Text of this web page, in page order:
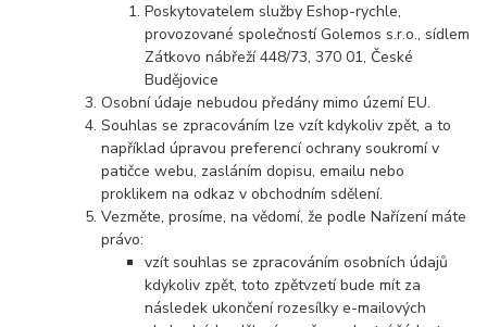
Poskytovatelem služby Eshop-rychle,
provozované společností Golemos s.r.o., sídlem
Zátkovo nábřeží 448/73, 370 01, České
Budějovice
Osobní údaje nebudou předány mimo území EU.
Souhlas se zpracováním lze vzít kdykoliv zpět, a to
například úpravou preferencí ochrany soukromí v
patičce webu, zasláním dopisu, emailu nebo
proklikem na odkaz v obchodním sdělení.
Vezměte, prosíme, na vědomí, že podle Nařízení máte
právo:
vzít souhlas se zpracováním osobních údajů
kdykoliv zpět, toto zpětvzetí bude mít za
následek ukončení rozesílky e-mailových